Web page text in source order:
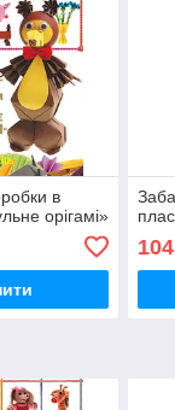
в
орігамі»
104